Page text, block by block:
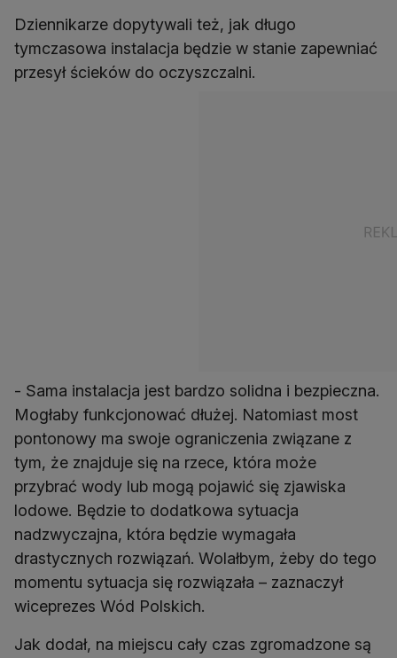
Dziennikarze dopytywali też, jak długo
tymczasowa instalacja będzie w stanie zapewniać
przesył ścieków do oczyszczalni.
- Sama instalacja jest bardzo solidna i bezpieczna.
Mogłaby funkcjonować dłużej. Natomiast most
pontonowy ma swoje ograniczenia związane z
tym, że znajduje się na rzece, która może
przybrać wody lub mogą pojawić się zjawiska
lodowe. Będzie to dodatkowa sytuacja
nadzwyczajna, która będzie wymagała
drastycznych rozwiązań. Wolałbym, żeby do tego
momentu sytuacja się rozwiązała – zaznaczył
wiceprezes Wód Polskich.
Jak dodał, na miejscu cały czas zgromadzone są